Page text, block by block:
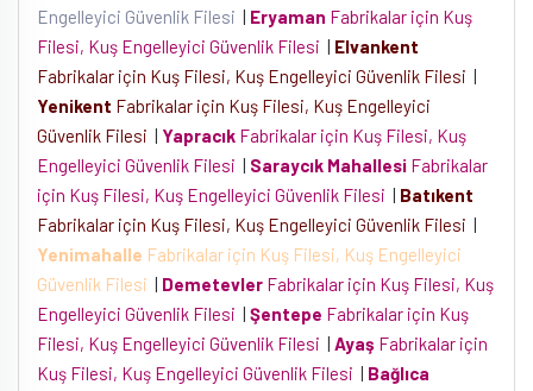
Engelleyici Güvenlik Filesi | Eryaman Fabrikalar için Kuş
Filesi, Kuş Engelleyici Güvenlik Filesi | Elvankent
Fabrikalar için Kuş Filesi, Kuş Engelleyici Güvenlik Filesi |
Yenikent Fabrikalar için Kuş Filesi, Kuş Engelleyici
Güvenlik Filesi | Yapracık Fabrikalar için Kuş Filesi, Kuş
Engelleyici Güvenlik Filesi | Saraycık Mahallesi Fabrikalar
için Kuş Filesi, Kuş Engelleyici Güvenlik Filesi | Batıkent
Fabrikalar için Kuş Filesi, Kuş Engelleyici Güvenlik Filesi |
Yenimahalle Fabrikalar için Kuş Filesi, Kuş Engelleyici
Güvenlik Filesi | Demetevler Fabrikalar için Kuş Filesi, Kuş
Engelleyici Güvenlik Filesi | Şentepe Fabrikalar için Kuş
Filesi, Kuş Engelleyici Güvenlik Filesi | Ayaş Fabrikalar için
Kuş Filesi, Kuş Engelleyici Güvenlik Filesi | Bağlıca